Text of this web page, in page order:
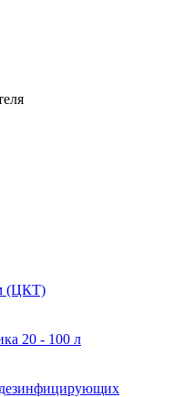
(ЦКТ)
20 - 100 л
дезинфицирующих